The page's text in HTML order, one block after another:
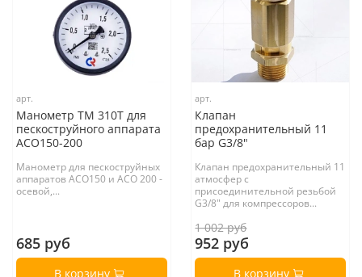
арт.
Манометр ТМ 310Т для
пескоструйного аппарата
АСО150-200
Манометр для пескоструйных
аппаратов АСО150 и АСО 200 -
осевой,...
685 руб
В корзину
арт.
Клапан
предохранительный 11
бар G3/8"
Клапан предохранительный 11
атмосфер с
присоединительной резьбой
G3/8" для компрессоров...
1 002 руб
952 руб
В корзину